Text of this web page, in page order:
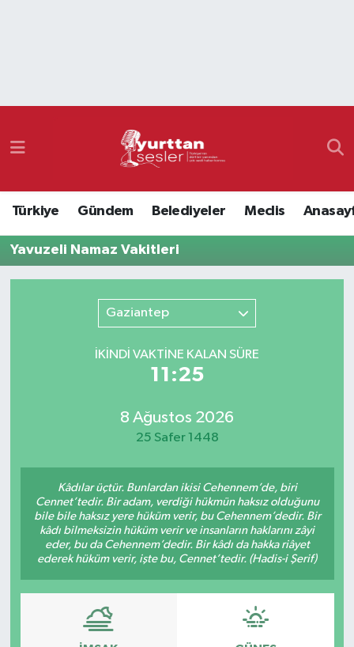
Türkiye Gündem Belediyeler Meclis
Yavuzeli Namaz Vakitleri
Gaziantep
İKINDI VAKTİNE KALAN SÜRE
11:25
8 Ağustos 2026
25 Safer 1448
Kâdılar üçtür. Bunlardan ikisi Cehennem’de, biri
Cennet’tedir. Bir adam, verdiği hükmün haksız olduğunu
bile bile haksız yere hüküm verir, bu Cehennem’dedir. Bir
kâdı bilmeksizin hüküm verir ve insanların haklarını zâyi
eder, bu da Cehennem’dedir. Bir kâdı da hakka riâyet
ederek hüküm verir, işte bu, Cennet’tedir. (Hadis-i Şerif)
Namaz Vakitleri
Süper Lig Puan Durumu ve Fikstür
Son Dakika Haberleri